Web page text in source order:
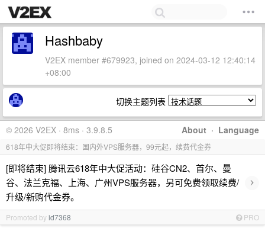
Hashbaby
V2EX member #679923, joined on 2024-03-12 12:40:14
+08:00
切换主题列表
About · Language
© 2026 V2EX · 8ms · 3.9.8.5
618年中大促即将结束：国内外VPS服务器，99元起，续费代金券
[即将结束] 腾讯云618年中大促活动：硅谷CN2、首尔、曼
谷、法兰克福、上海、广州VPS服务器，另可免费领取续费/
升级/新购代金券。
›
Promoted byid7368 PRO